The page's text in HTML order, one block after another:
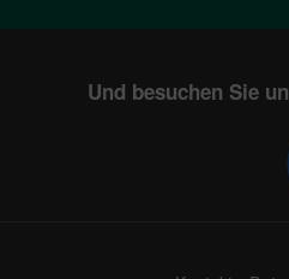
Und besuchen Sie